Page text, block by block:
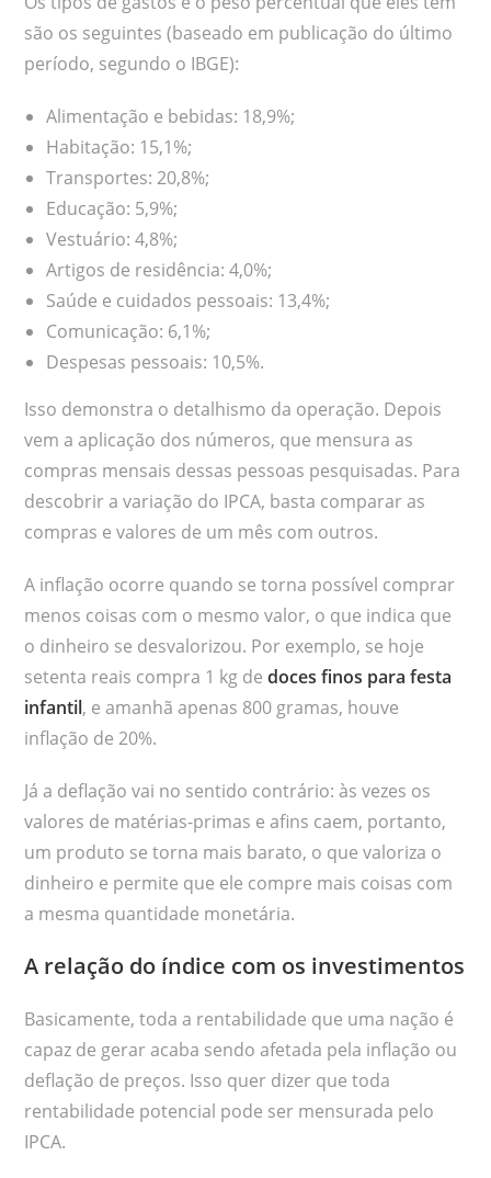
são os seguintes (baseado em publicação do último
período, segundo o IBGE):
Alimentação e bebidas: 18,9%;
Habitação: 15,1%;
Transportes: 20,8%;
Educação: 5,9%;
Vestuário: 4,8%;
Artigos de residência: 4,0%;
Saúde e cuidados pessoais: 13,4%;
Comunicação: 6,1%;
Despesas pessoais: 10,5%.
Isso demonstra o detalhismo da operação. Depois
vem a aplicação dos números, que mensura as
compras mensais dessas pessoas pesquisadas. Para
descobrir a variação do IPCA, basta comparar as
compras e valores de um mês com outros.
A inflação ocorre quando se torna possível comprar
menos coisas com o mesmo valor, o que indica que
o dinheiro se desvalorizou. Por exemplo, se hoje
setenta reais compra 1 kg dedoces finos para festa
infantil, e amanhã apenas 800 gramas, houve
inflação de 20%.
Já a deflação vai no sentido contrário: às vezes os
valores de matérias-primas e afins caem, portanto,
um produto se torna mais barato, o que valoriza o
dinheiro e permite que ele compre mais coisas com
a mesma quantidade monetária.
A relação do índice com os investimentos
Basicamente, toda a rentabilidade que uma nação é
capaz de gerar acaba sendo afetada pela inflação ou
deflação de preços. Isso quer dizer que toda
rentabilidade potencial pode ser mensurada pelo
IPCA.